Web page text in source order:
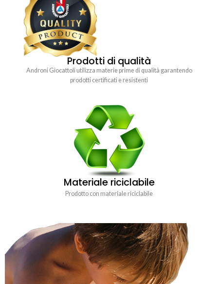
Prodotti di qualità
Androni Giocattoli utilizza materie prime di qualità garantendo
prodotti certificati e resistenti
Materiale riciclabile
Prodotto con materiale riciclabile